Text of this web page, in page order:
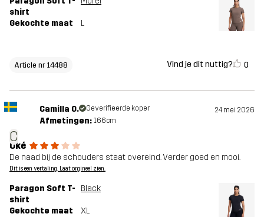
shirt
Gekochte maat L
Article nr 14488 Vind je dit nuttig? 0
C
Camilla O. Geverifieerde koper 24 mei 2026
Afmetingen: 166cm
Oké
De naad bij de schouders staat overeind. Verder goed en mooi.
Dit is een vertaling. Laat orgineel zien.
Paragon Soft T-
shirt
Black
Gekochte maat XL